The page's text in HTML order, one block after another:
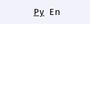
Ру En